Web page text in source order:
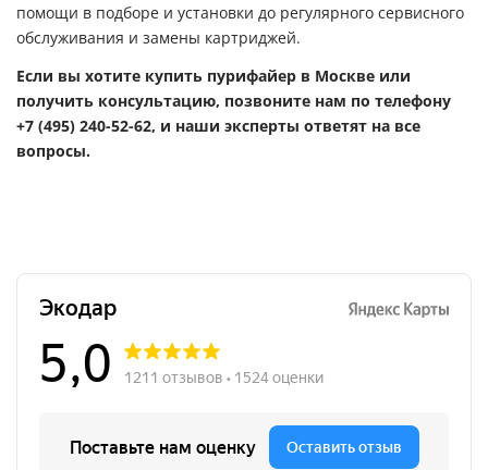
помощи в подборе и установки до регулярного сервисного
обслуживания и замены картриджей.
Если вы хотите купить пурифайер в Москве или
получить консультацию, позвоните нам по телефону
+7 (495) 240-52-62, и наши эксперты ответят на все
вопросы.